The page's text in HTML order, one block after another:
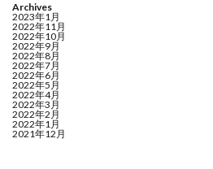
Archives
2023年1月
2022年11月
2022年10月
2022年9月
2022年8月
2022年7月
2022年6月
2022年5月
2022年4月
2022年3月
2022年2月
2022年1月
2021年12月